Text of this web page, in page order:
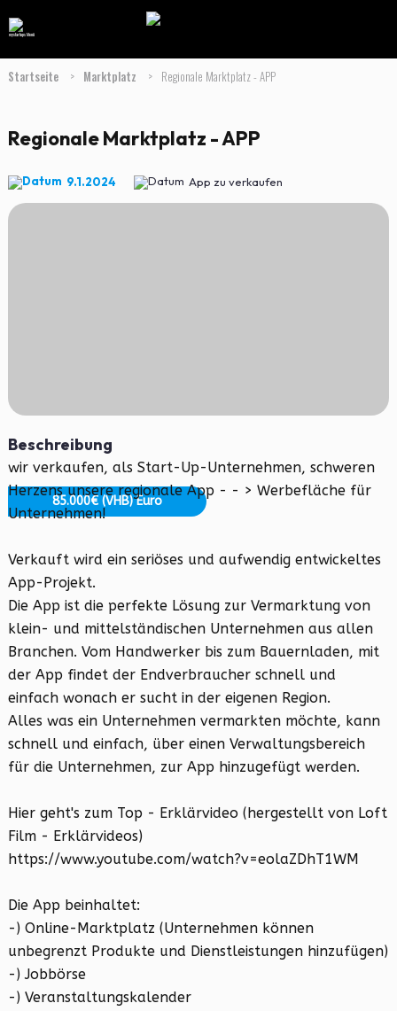
Startseite > Marktplatz > Regionale Marktplatz - APP
Regionale Marktplatz - APP
9.1.2024 App zu verkaufen
85.000€ (VHB) Euro
Beschreibung
wir verkaufen, als Start-Up-Unternehmen, schweren
Herzens unsere regionale App - - > Werbefläche für
Unternehmen!
Verkauft wird ein seriöses und aufwendig entwickeltes
App-Projekt.
Die App ist die perfekte Lösung zur Vermarktung von
klein- und mittelständischen Unternehmen aus allen
Branchen. Vom Handwerker bis zum Bauernladen, mit
der App findet der Endverbraucher schnell und
einfach wonach er sucht in der eigenen Region.
Alles was ein Unternehmen vermarkten möchte, kann
schnell und einfach, über einen Verwaltungsbereich
für die Unternehmen, zur App hinzugefügt werden.
Hier geht's zum Top - Erklärvideo (hergestellt von Loft
Film - Erklärvideos)
https://www.youtube.com/watch?v=eolaZDhT1WM
Die App beinhaltet:
-) Online-Marktplatz (Unternehmen können
unbegrenzt Produkte und Dienstleistungen hinzufügen)
-) Jobbörse
-) Veranstaltungskalender